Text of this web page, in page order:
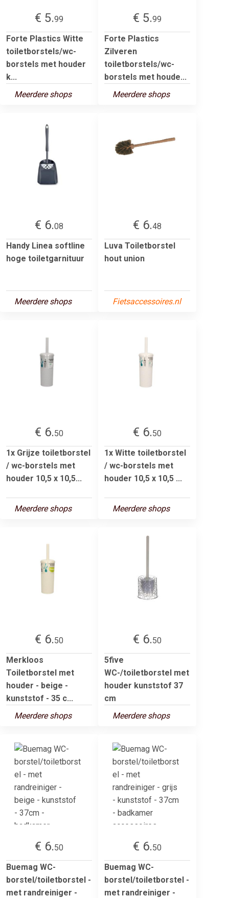
€ 5.99
Forte Plastics Witte
toiletborstels/wc-
borstels met houder
k...
Meerdere shops
€ 5.99
Forte Plastics
Zilveren
toiletborstels/wc-
borstels met houde...
Meerdere shops
€ 6.08
Handy Linea softline
hoge toiletgarnituur
Meerdere shops
€ 6.48
Luva Toiletborstel
hout union
Fietsaccessoires.nl
€ 6.50
1x Grijze toiletborstel
/ wc-borstels met
houder 10,5 x 10,5...
Meerdere shops
€ 6.50
1x Witte toiletborstel
/ wc-borstels met
houder 10,5 x 10,5 ...
Meerdere shops
€ 6.50
Merkloos
Toiletborstel met
houder - beige -
kunststof - 35 c...
Meerdere shops
€ 6.50
5five
WC-/toiletborstel met
houder kunststof 37
cm
Meerdere shops
€ 6.50
Buemag WC-
borstel/toiletborstel -
met randreiniger -
€ 6.50
Buemag WC-
borstel/toiletborstel -
met randreiniger -